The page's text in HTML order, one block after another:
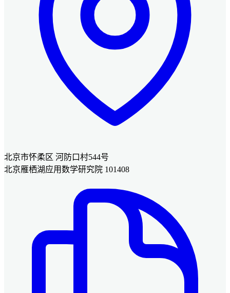
北京市怀柔区 河防口村544号
北京雁栖湖应用数学研究院 101408